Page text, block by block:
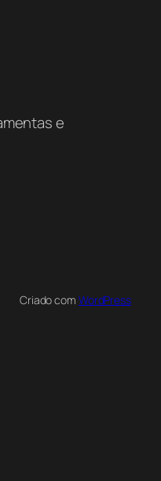
e
Criado com WordPress